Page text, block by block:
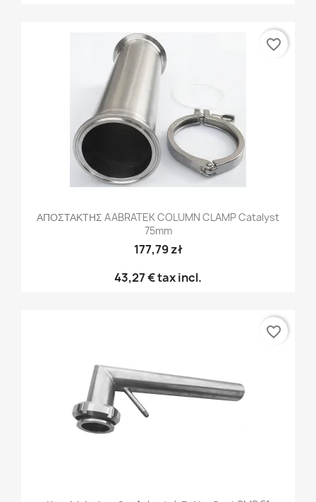
ΑΠΟΣΤΑΚΤΗΣ AABRATEK COLUMN CLAMP Catalyst
75mm
177,79 zł
43,27 €tax incl.
favorite_border
favorite_border